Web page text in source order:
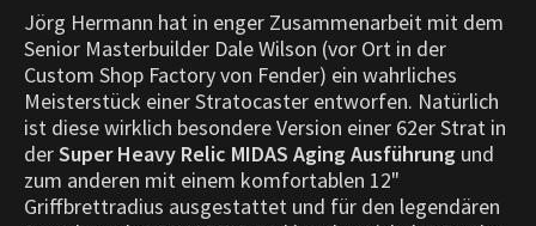
Jörg Hermann hat in enger Zusammenarbeit mit dem
Senior Masterbuilder Dale Wilson (vor Ort in der
Custom Shop Factory von Fender) ein wahrliches
Meisterstück einer Stratocaster entworfen. Natürlich
ist diese wirklich besondere Version einer 62er Strat in
derSuper Heavy Relic MIDAS Aging Ausführung und
zum anderen mit einem komfortablen 12"
Griffbrettradius ausgestattet und für den legendären